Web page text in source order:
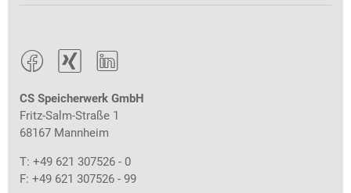
  
CS Speicherwerk GmbH
Fritz-Salm-Straße 1
68167 Mannheim
T: +49 621 307526 - 0
F: +49 621 307526 - 99